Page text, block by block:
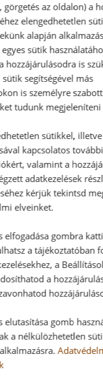
görgetés az oldalon) a
elengedhetetlen
alapján
sütik
hozzájárulásodra is
sütik segítségével más
is személyre szabott
tudunk megjeleníteni
sütikkel,
kapcsolatos további
valamint a
adatkezelések
kérjük tekintsd
elveinket.
elfogadása gombra
a tájékoztatóban
a
a
elutasítása gomb
a nélkülözhetetlen